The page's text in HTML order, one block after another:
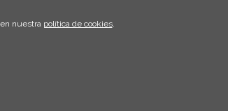
nuestra política de cookies.